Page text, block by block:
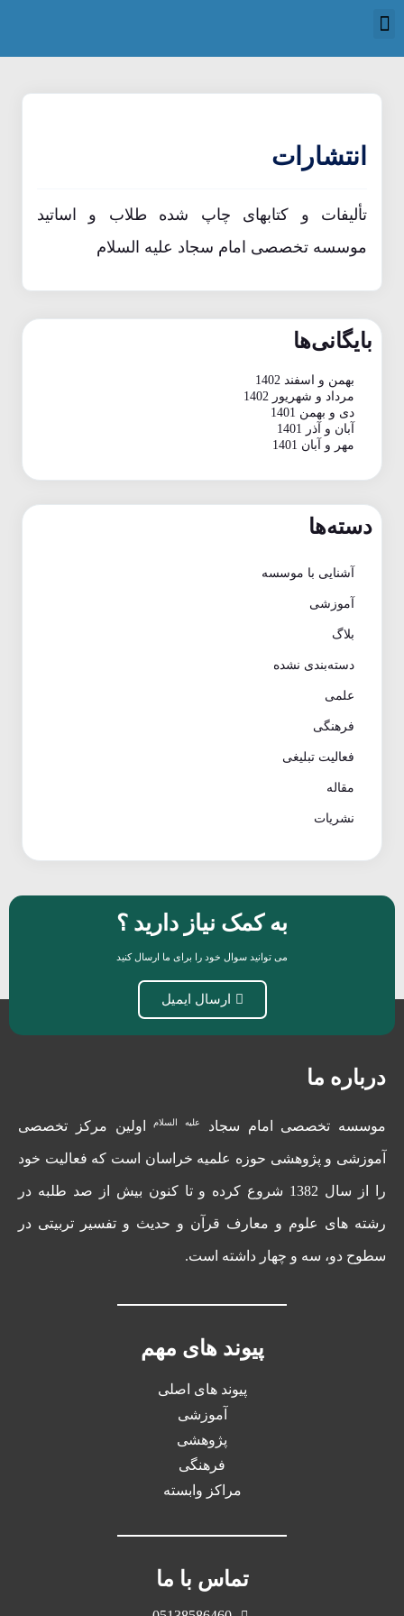
انتشارات
تألیفات و کتابهای چاپ شده طلاب و اساتید
موسسه تخصصی امام سجاد علیه السلام
بایگانی‌ها
بهمن و اسفند 1402
مرداد و شهریور 1402
دی و بهمن 1401
آبان و آذر 1401
مهر و آبان 1401
دسته‌ها
آشنایی با موسسه
آموزشی
بلاگ
دسته‌بندی نشده
علمی
فرهنگی
فعالیت تبلیغی
مقاله
نشریات
به کمک نیاز دارید ؟
می توانید سوال خود را برای ما ارسال کنید
ارسال ایمیل
درباره ما
موسسه تخصصی امام سجاد علیه السلاماولین مرکز تخصصی
آموزشی و پژوهشی حوزه علمیه خراسان است که فعالیت خود
را از سال 1382 شروع کرده و تا کنون بیش از صد طلبه در
رشته های علوم و معارف قرآن و حدیث و تفسیر تربیتی در
سطوح دو، سه و چهار داشته است.
پیوند های مهم
پیوند های اصلی
آموزشی
پژوهشی
فرهنگی
مراکز وابسته
تماس با ما